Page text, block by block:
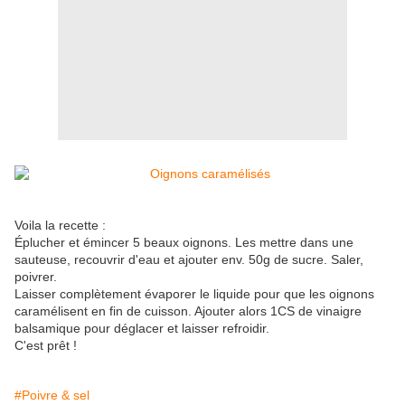
Voila la recette :
Éplucher et émincer 5 beaux oignons. Les mettre dans une
sauteuse, recouvrir d'eau et ajouter env. 50g de sucre. Saler,
poivrer.
Laisser complètement évaporer le liquide pour que les oignons
caramélisent en fin de cuisson. Ajouter alors 1CS de vinaigre
balsamique pour déglacer et laisser refroidir.
C'est prêt !
#Poivre & sel